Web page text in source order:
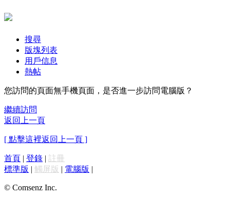
搜尋
版塊列表
用戶信息
熱帖
您訪問的頁面無手機頁面，是否進一步訪問電腦版？
繼續訪問
返回上一頁
[ 點擊這裡返回上一頁 ]
首頁 | 登錄 | 註冊
標準版 | 觸屏版 | 電腦版 |
© Comsenz Inc.